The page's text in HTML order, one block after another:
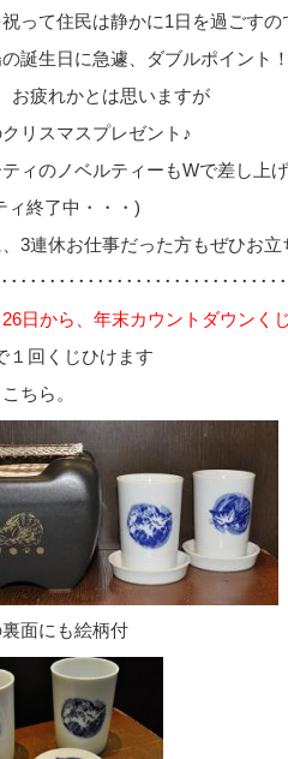
って住民は静かに1日を過ごすの
誕生日に急遽、ダブルポイント
お疲れかとは思いますが
リスマスプレゼント♪
ィのノベルティーもWで差し上
ィ終了中・・・)
3連休お仕事だった方もぜひお
･･･････････････････････････
26日から、年末カウントダウンく
１回くじひけます
ちら。
面にも絵柄付